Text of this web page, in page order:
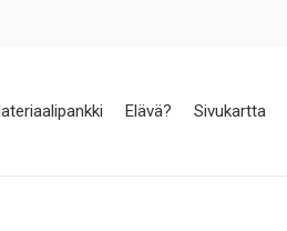
Elävä? Sivukartta